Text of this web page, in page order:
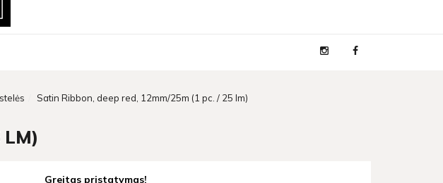
Satin Ribbon, deep red, 12mm/25m (1 pc. / 25 lm)
LM)
Greitas pristatymas!